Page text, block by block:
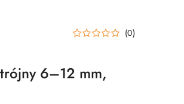
(0)
6–12 mm,